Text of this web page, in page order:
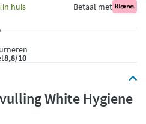
in huis Betaal met
8,8/10
White Hygiene